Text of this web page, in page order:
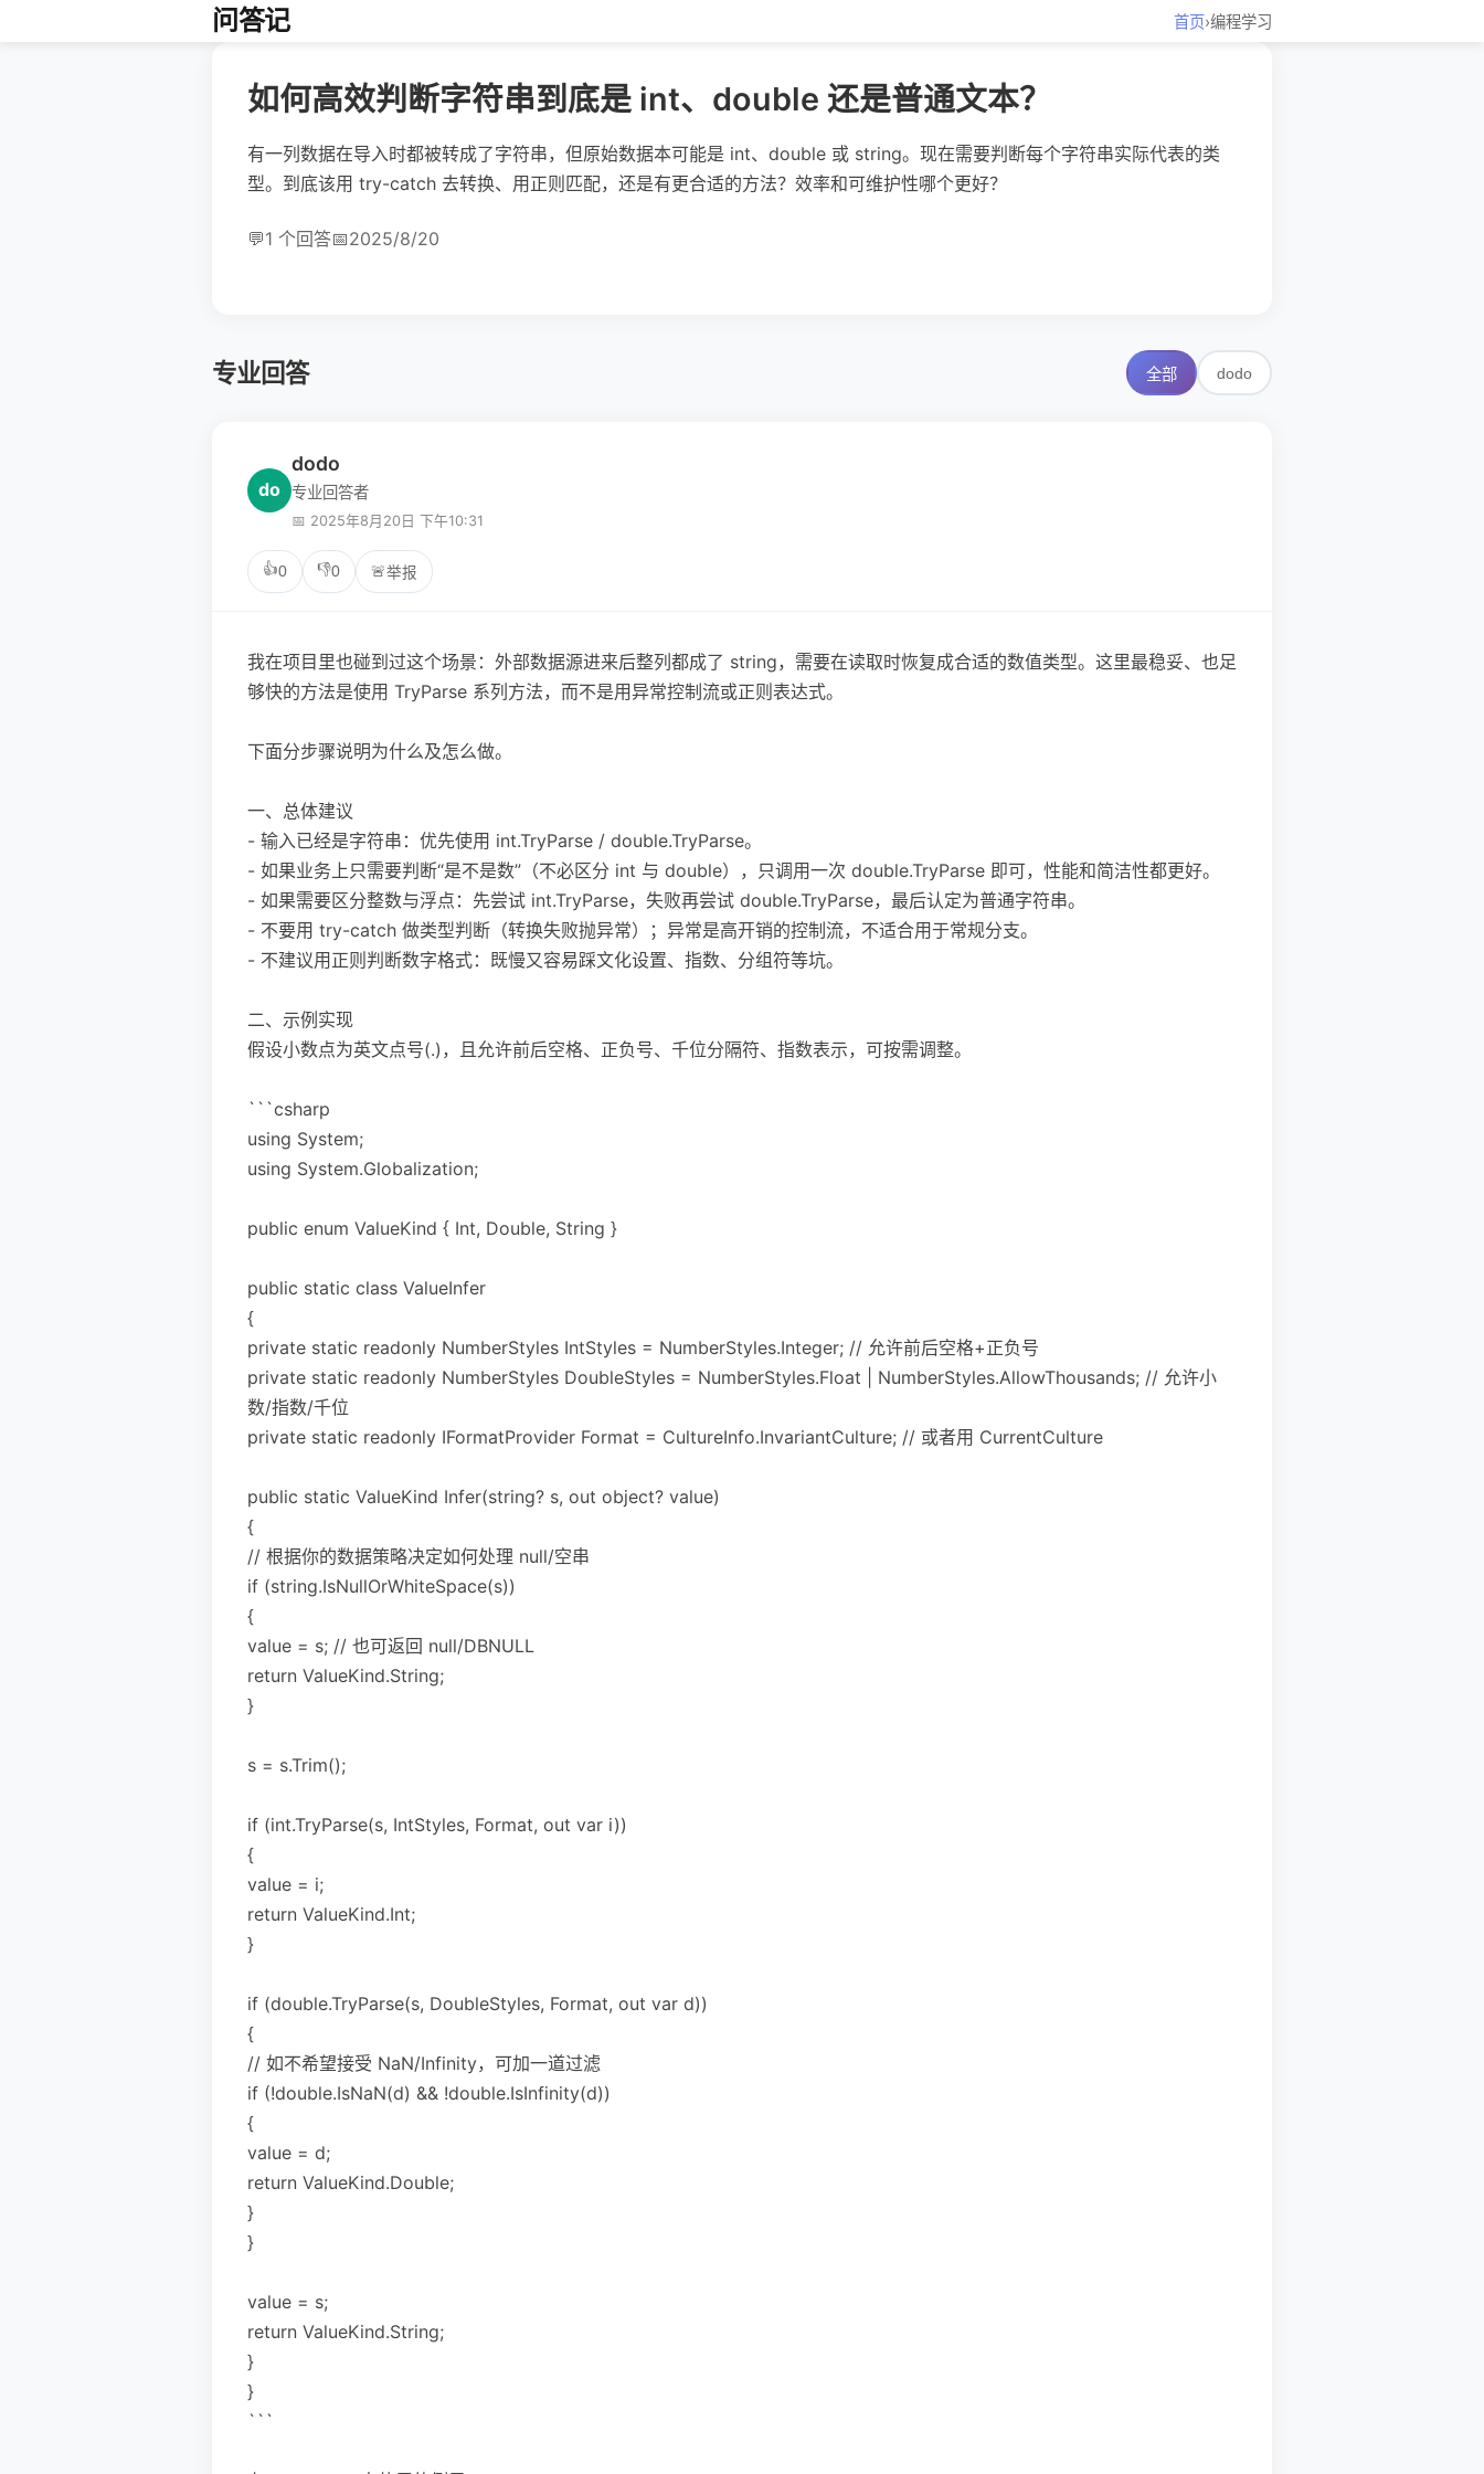
问答记 首页›编程学习
如何高效判断字符串到底是 int、double 还是普通文本？
有一列数据在导入时都被转成了字符串，但原始数据本可能是 int、double 或 string。现在需要判断每个字符串实际代表的类
型。到底该用 try-catch 去转换、用正则匹配，还是有更合适的方法？效率和可维护性哪个更好？
💬1 个回答📅2025/8/20
专业回答 全部 dodo
do
dodo
专业回答者
📅 2025年8月20日 下午10:31
👍0 👎0 🚨举报
我在项目里也碰到过这个场景：外部数据源进来后整列都成了 string，需要在读取时恢复成合适的数值类型。这里最稳妥、也足
够快的方法是使用 TryParse 系列方法，而不是用异常控制流或正则表达式。
下面分步骤说明为什么及怎么做。
一、总体建议
- 输入已经是字符串：优先使用 int.TryParse / double.TryParse。
- 如果业务上只需要判断“是不是数”（不必区分 int 与 double），只调用一次 double.TryParse 即可，性能和简洁性都更好。
- 如果需要区分整数与浮点：先尝试 int.TryParse，失败再尝试 double.TryParse，最后认定为普通字符串。
- 不要用 try-catch 做类型判断（转换失败抛异常）；异常是高开销的控制流，不适合用于常规分支。
- 不建议用正则判断数字格式：既慢又容易踩文化设置、指数、分组符等坑。
二、示例实现
假设小数点为英文点号(.)，且允许前后空格、正负号、千位分隔符、指数表示，可按需调整。
```csharp
using System;
using System.Globalization;
public enum ValueKind { Int, Double, String }
public static class ValueInfer
{
private static readonly NumberStyles IntStyles = NumberStyles.Integer; // 允许前后空格+正负号
private static readonly NumberStyles DoubleStyles = NumberStyles.Float | NumberStyles.AllowThousands; // 允许小
数/指数/千位
private static readonly IFormatProvider Format = CultureInfo.InvariantCulture; // 或者用 CurrentCulture
public static ValueKind Infer(string? s, out object? value)
{
// 根据你的数据策略决定如何处理 null/空串
if (string.IsNullOrWhiteSpace(s))
{
value = s; // 也可返回 null/DBNULL
return ValueKind.String;
}
s = s.Trim();
if (int.TryParse(s, IntStyles, Format, out var i))
{
value = i;
return ValueKind.Int;
}
if (double.TryParse(s, DoubleStyles, Format, out var d))
{
// 如不希望接受 NaN/Infinity，可加一道过滤
if (!double.IsNaN(d) && !double.IsInfinity(d))
{
value = d;
return ValueKind.Double;
}
}
value = s;
return ValueKind.String;
}
}
```